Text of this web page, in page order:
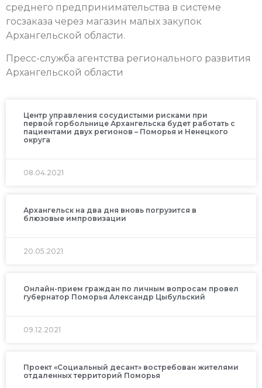
среднего предпринимательства в системе
госзаказа через магазин малых закупок
Архангельской области.
Пресс-служба агентства регионального развития
Архангельской области
Центр управления сосудистыми рисками при
первой горбольнице Архангельска будет работать с
пациентами двух регионов – Поморья и Ненецкого
округа
08.04.2021
Архангельск на два дня вновь погрузится в
блюзовые импровизации
20.05.2021
Онлайн-прием граждан по личным вопросам провел
губернатор Поморья Александр Цыбульский
09.12.2021
Проект «Социальный десант» востребован жителями
отдаленных территорий Поморья